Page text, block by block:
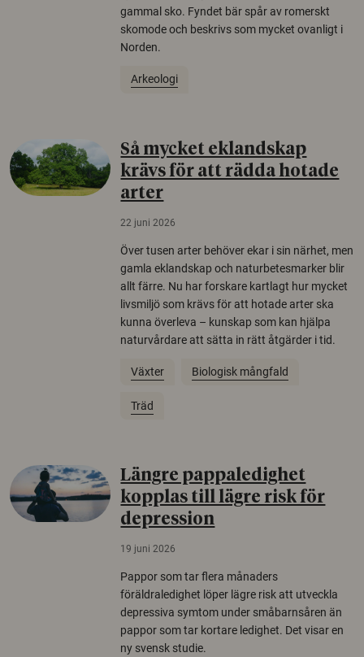
gammal sko. Fyndet bär spår av romerskt
skomode och beskrivs som mycket ovanligt i
Norden.
Arkeologi
Så mycket eklandskap
krävs för att rädda hotade
arter
22 juni 2026
Över tusen arter behöver ekar i sin närhet, men
gamla eklandskap och naturbetesmarker blir
allt färre. Nu har forskare kartlagt hur mycket
livsmiljö som krävs för att hotade arter ska
kunna överleva – kunskap som kan hjälpa
naturvårdare att sätta in rätt åtgärder i tid.
Växter Biologisk mångfald
Träd
Längre pappaledighet
kopplas till lägre risk för
depression
19 juni 2026
Pappor som tar flera månaders
föräldraledighet löper lägre risk att utveckla
depressiva symtom under småbarnsåren än
pappor som tar kortare ledighet. Det visar en
ny svensk studie.